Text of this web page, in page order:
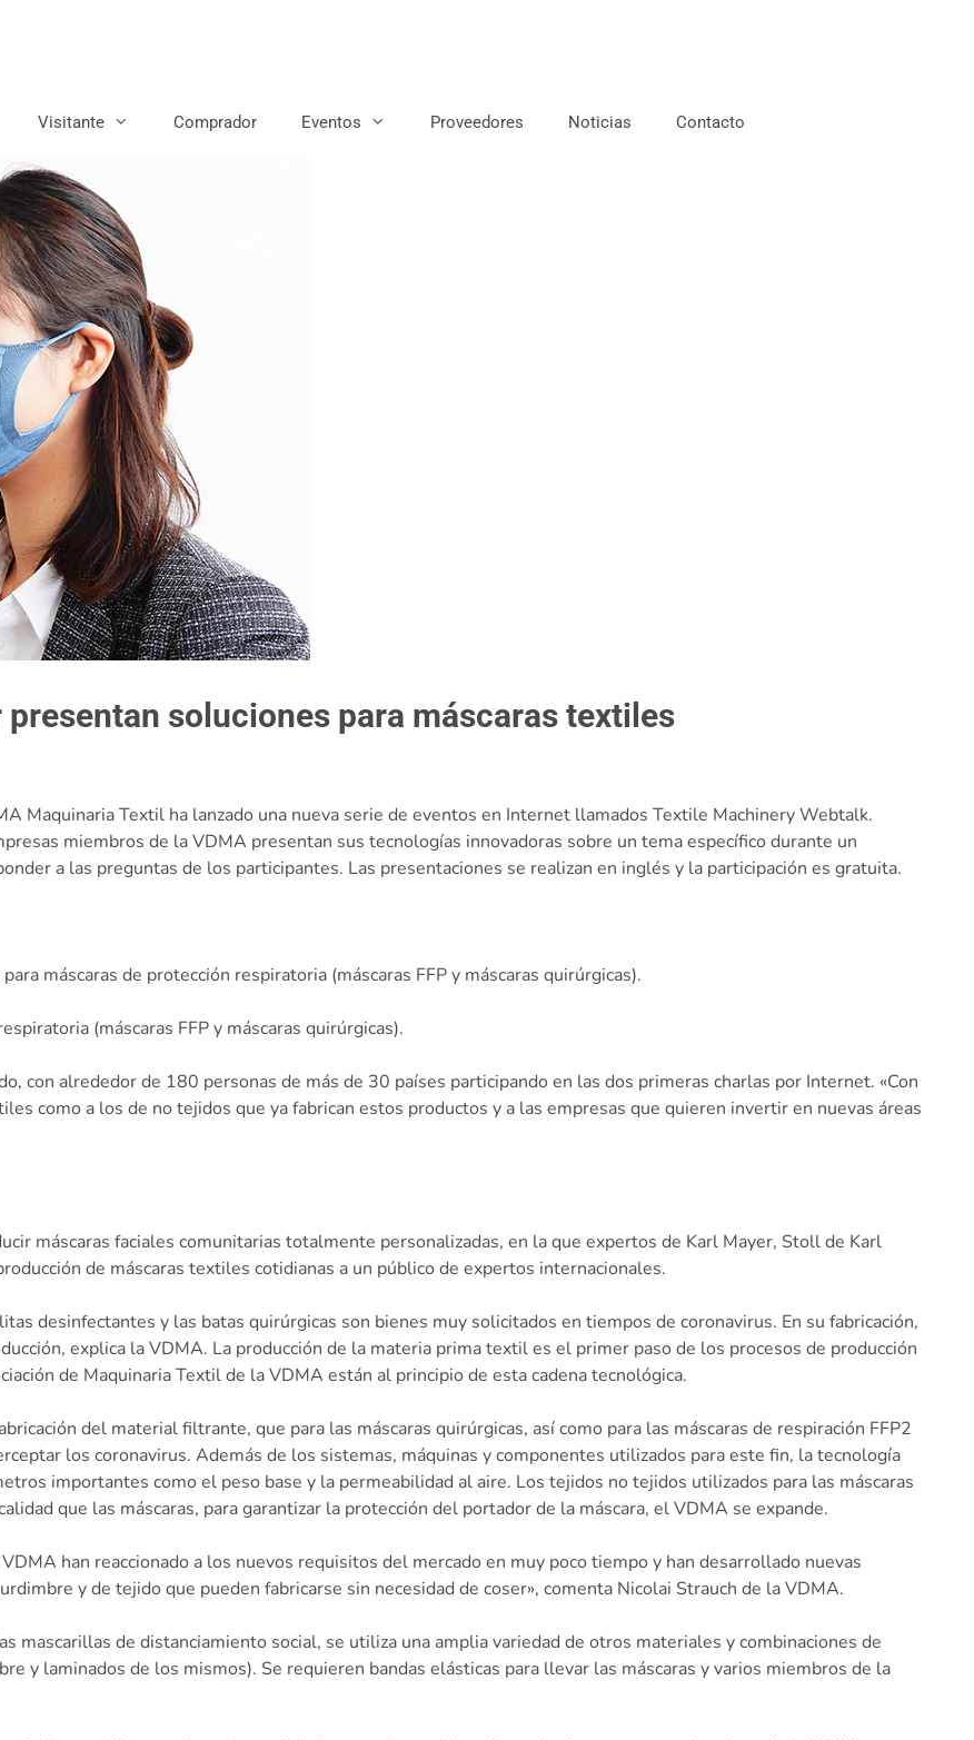
Visitante Comprador Eventos Proveedores Noticias Contacto
soluciones para máscaras textiles
Maquinaria Textil ha lanzado una nueva serie de eventos en Internet llamados Textile Machinery Webtalk.
miembros de la VDMA presentan sus tecnologías innovadoras sobre un tema específico durante un
a las preguntas de los participantes. Las presentaciones se realizan en inglés y la participación es gratuita.
máscaras de protección respiratoria (máscaras FFP y máscaras quirúrgicas).
(máscaras FFP y máscaras quirúrgicas).
con alrededor de 180 personas de más de 30 países participando en las dos primeras charlas por Internet. «Con
como a los de no tejidos que ya fabrican estos productos y a las empresas que quieren invertir en nuevas áreas
máscaras faciales comunitarias totalmente personalizadas, en la que expertos de Karl Mayer, Stoll de Karl
de máscaras textiles cotidianas a un público de expertos internacionales.
desinfectantes y las batas quirúrgicas son bienes muy solicitados en tiempos de coronavirus. En su fabricación,
explica la VDMA. La producción de la materia prima textil es el primer paso de los procesos de producción
de Maquinaria Textil de la VDMA están al principio de esta cadena tecnológica.
del material filtrante, que para las máscaras quirúrgicas, así como para las máscaras de respiración FFP2
los coronavirus. Además de los sistemas, máquinas y componentes utilizados para este fin, la tecnología
importantes como el peso base y la permeabilidad al aire. Los tejidos no tejidos utilizados para las máscaras
que las máscaras, para garantizar la protección del portador de la máscara, el VDMA se expande.
han reaccionado a los nuevos requisitos del mercado en muy poco tiempo y han desarrollado nuevas
y de tejido que pueden fabricarse sin necesidad de coser», comenta Nicolai Strauch de la VDMA.
mascarillas de distanciamiento social, se utiliza una amplia variedad de otros materiales y combinaciones de
y laminados de los mismos). Se requieren bandas elásticas para llevar las máscaras y varios miembros de la